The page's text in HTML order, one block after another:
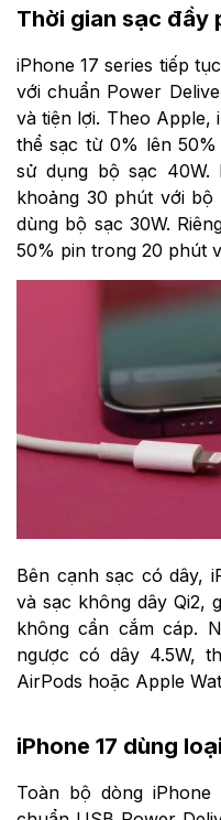
Thời gian sạc đầy
iPhone 17 series tiếp
với chuẩn Power
và tiện lợi. Theo Apple,
thể sạc từ 0% lên
sử dụng bộ sạc 40W.
khoảng 30 phút với
dùng bộ sạc 30W.
50% pin trong 20 phút
Bên cạnh sạc có dây,
và sạc không dây Qi2,
không cần cắm cáp.
ngược có dây 4.5W,
AirPods hoặc Apple
iPhone 17 dùng
Toàn bộ dòng